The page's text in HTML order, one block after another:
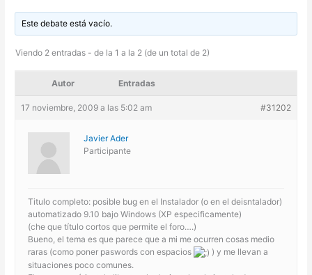
Este debate está vacío.
Viendo 2 entradas - de la 1 a la 2 (de un total de 2)
Autor Entradas
17 noviembre, 2009 a las 5:02 am #31202
Javier Ader
Participante
Titulo completo: posible bug en el Instalador (o en el deisntalador)
automatizado 9.10 bajo Windows (XP especificamente)
(che que título cortos que permite el foro….)
Bueno, el tema es que parece que a mi me ocurren cosas medio
raras (como poner paswords con espacios
) y me llevan a
situaciones poco comunes.